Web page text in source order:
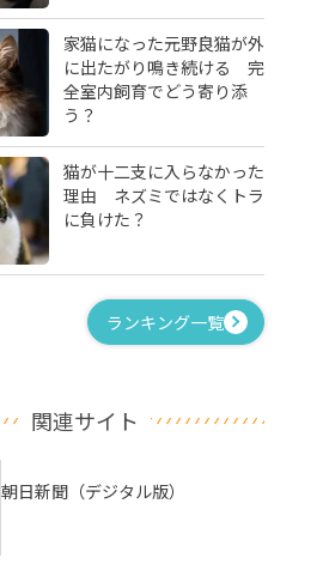
家猫になった元野良猫が外
に出たがり鳴き続ける 完
全室内飼育でどう寄り添
う？
猫が十二支に入らなかった
理由 ネズミではなくトラ
に負けた？
ランキング一覧
関連サイト
朝日新聞（デジタル版）